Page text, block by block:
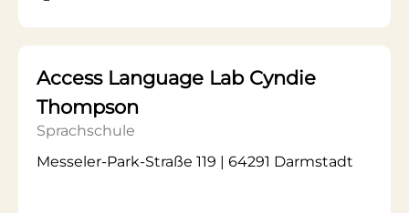
Access Language Lab Cyndie
Thompson
Sprachschule
Messeler-Park-Straße 119 | 64291 Darmstadt